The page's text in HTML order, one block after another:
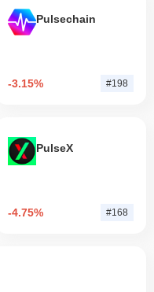
Pulsechain
-3.15% #198
PulseX
-4.75% #168